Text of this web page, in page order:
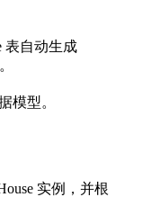
表自动生成
模型。
实例，并根